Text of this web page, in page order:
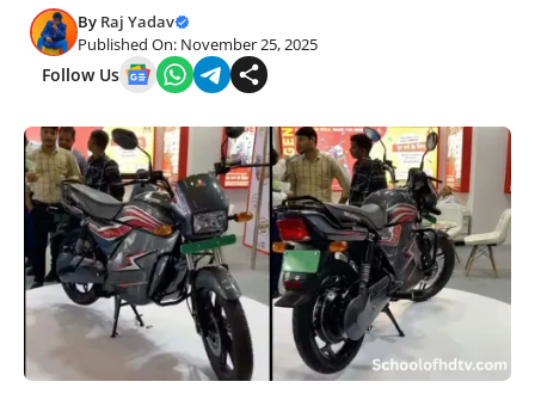
By Raj Yadav
Published On: November 25, 2025
Follow Us